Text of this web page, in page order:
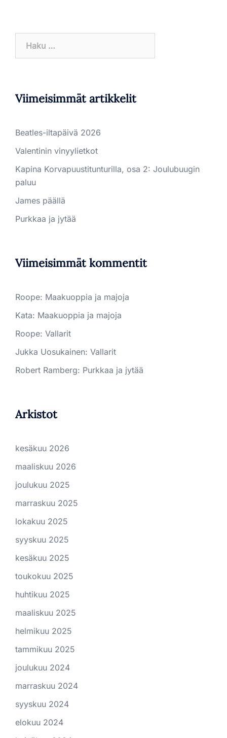
Viimeisimmät artikkelit
Beatles-iltapäivä 2026
Valentinin vinyylietkot
Kapina Korvapuustitunturilla, osa 2: Joulubuugin
paluu
James päällä
Purkkaa ja jytää
Viimeisimmät kommentit
Roope: Maakuoppia ja majoja
Kata: Maakuoppia ja majoja
Roope: Vallarit
Jukka Uosukainen: Vallarit
Robert Ramberg: Purkkaa ja jytää
Arkistot
kesäkuu 2026
maaliskuu 2026
joulukuu 2025
marraskuu 2025
lokakuu 2025
syyskuu 2025
kesäkuu 2025
toukokuu 2025
huhtikuu 2025
maaliskuu 2025
helmikuu 2025
tammikuu 2025
joulukuu 2024
marraskuu 2024
syyskuu 2024
elokuu 2024